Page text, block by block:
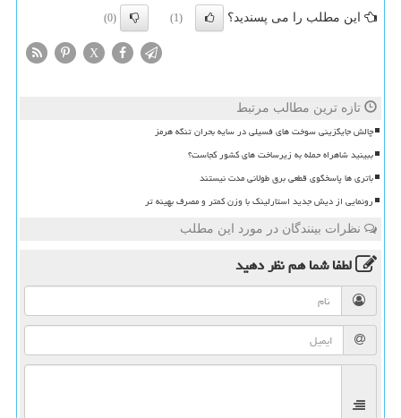
این مطلب را می پسندید؟ (1)
(0)
X
تازه ترین مطالب مرتبط
چالش جایگزینی سوخت های فسیلی در سایه بحران تنگه هرمز
ببینید شاهراه حمله به زیرساخت های کشور کجاست؟
باتری ها پاسخگوی قطعی برق طولانی مدت نیستند
رونمایی از دیش جدید استارلینک با وزن کمتر و مصرف بهینه تر
نظرات بینندگان در مورد این مطلب
لطفا شما همنظر دهید